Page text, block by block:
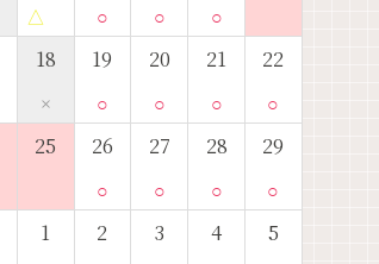
△ ○ ○ ○
18
×
19
○
20
○
21
○
22
○
25 26
○
27
○
28
○
29
○
1 2 3 4 5